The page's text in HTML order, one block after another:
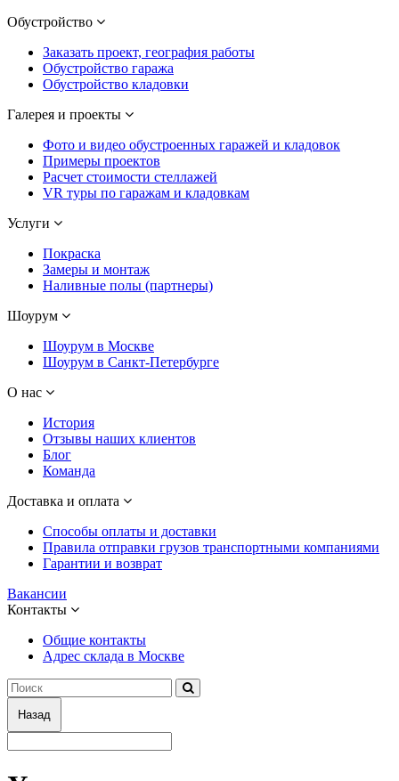
Обустройство
Заказать проект, география работы
Обустройство гаража
Обустройство кладовки
Галерея и проекты
Фото и видео обустроенных гаражей и кладовок
Примеры проектов
Расчет стоимости стеллажей
VR туры по гаражам и кладовкам
Услуги
Покраска
Замеры и монтаж
Наливные полы (партнеры)
Шоурум
Шоурум в Москве
Шоурум в Санкт-Петербурге
О нас
История
Отзывы наших клиентов
Блог
Команда
Доставка и оплата
Способы оплаты и доставки
Правила отправки грузов транспортными компаниями
Гарантии и возврат
Вакансии
Контакты
Общие контакты
Адрес склада в Москве
Назад